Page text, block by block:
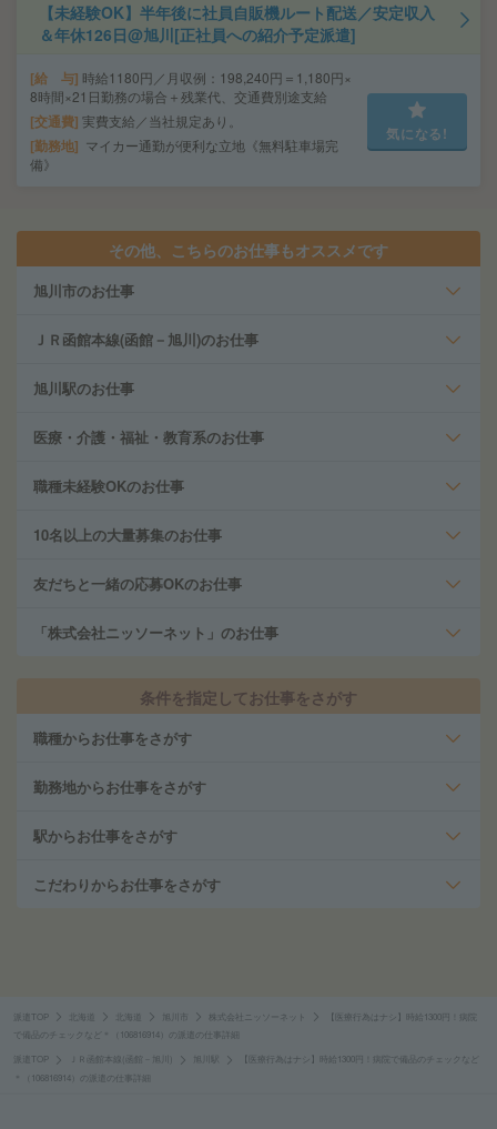
【未経験OK】半年後に社員自販機ルート配送／安定収入
＆年休126日@旭川[正社員への紹介予定派遣]
給 与 時給1180円／月収例：198,240円＝1,180円×
8時間×21日勤務の場合＋残業代、交通費別途支給
交通費 実費支給／当社規定あり。
勤務地
マイカー通勤が便利な立地《無料駐車場完
備》
気になる!
その他、こちらのお仕事もオススメです
旭川市のお仕事
ＪＲ函館本線(函館－旭川)のお仕事
旭川駅のお仕事
医療・介護・福祉・教育系のお仕事
職種未経験OKのお仕事
10名以上の大量募集のお仕事
友だちと一緒の応募OKのお仕事
「株式会社ニッソーネット」のお仕事
条件を指定してお仕事をさがす
職種からお仕事をさがす
勤務地からお仕事をさがす
駅からお仕事をさがす
こだわりからお仕事をさがす
派遣TOP 北海道 北海道 旭川市 株式会社ニッソーネット
【医療行為はナシ】時給1300円！病院
で備品のチェックなど＊（106816914）の派遣の仕事詳細
派遣TOP ＪＲ函館本線(函館－旭川) 旭川駅
【医療行為はナシ】時給1300円！病院で備品のチェックなど
＊（106816914）の派遣の仕事詳細